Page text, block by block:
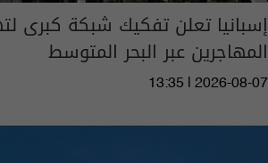
إسبانيا تعلن تفكيك شبكة كبرى
المهاجرين عبر البحر المتوسط
13:35 | 2026-08-07